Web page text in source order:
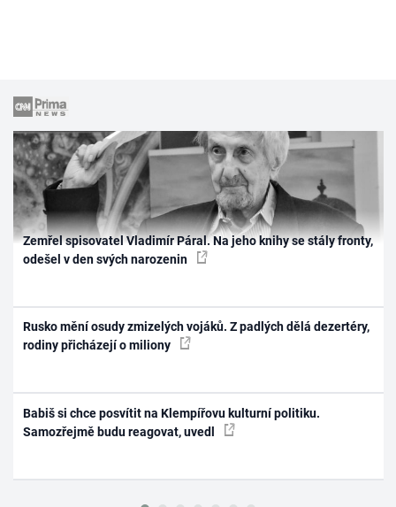
Zemřel spisovatel Vladimír Páral. Na jeho knihy se stály fronty,
odešel v den svých narozenin
Rusko mění osudy zmizelých vojáků. Z padlých dělá dezertéry,
rodiny přicházejí o miliony
Babiš si chce posvítit na Klempířovu kulturní politiku.
Samozřejmě budu reagovat, uvedl